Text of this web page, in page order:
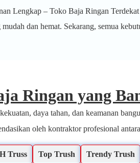
Lengkap – Toko Baja Ringan
dan hemat. Sekarang, semua
Ringan yang
daya tahan, dan keamanan
oleh kontraktor profesional
Truss Top Trush Trendy Trush